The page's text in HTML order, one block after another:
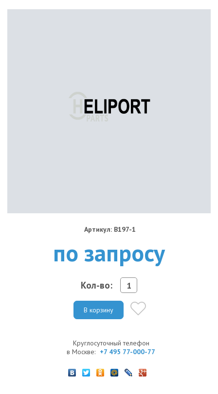
Артикул: B197-1
по запросу
Кол-во:
В корзину
Круглосуточный телефон
в Москве: +7 495 77-000-77